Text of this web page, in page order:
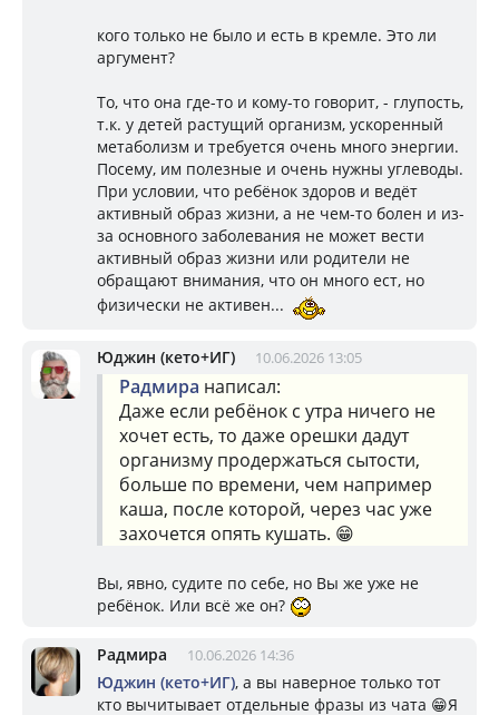
кого только не было и есть в кремле. Это ли
аргумент?
То, что она где-то и кому-то говорит, - глупость,
т.к. у детей растущий организм, ускоренный
метаболизм и требуется очень много энергии.
Посему, им полезные и очень нужны углеводы.
При условии, что ребёнок здоров и ведёт
активный образ жизни, а не чем-то болен и из-
за основного заболевания не может вести
активный образ жизни или родители не
обращают внимания, что он много ест, но
физически не активен...
Юджин (кето+ИГ) 10.06.2026 13:05
Радмира написал:
Даже если ребёнок с утра ничего не
хочет есть, то даже орешки дадут
организму продержаться сытости,
больше по времени, чем например
каша, после которой, через час уже
захочется опять кушать. 😁
Вы, явно, судите по себе, но Вы же уже не
ребёнок. Или всё же он?
Радмира 10.06.2026 14:36
Юджин (кето+ИГ), а вы наверное только тот
кто вычитывает отдельные фразы из чата 😁Я